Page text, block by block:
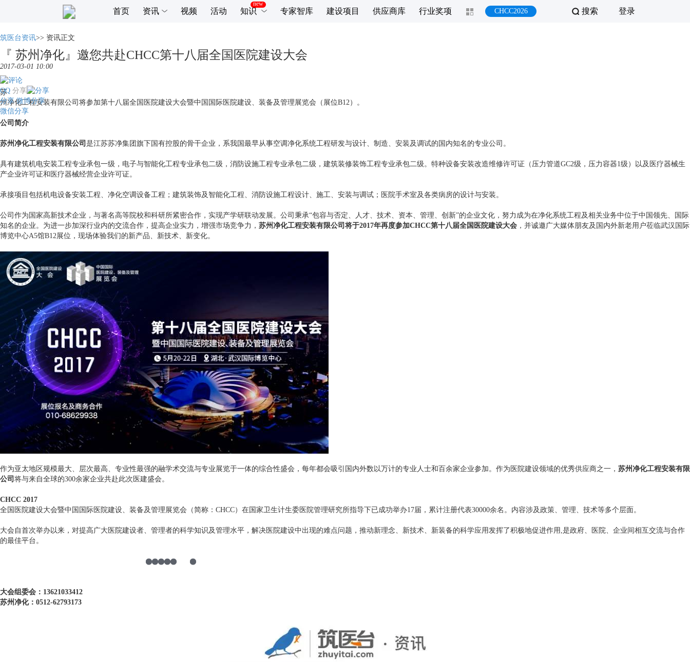
登录
搜索
首页 资讯 视频 活动 知识 专家智库 建设项目 供应商库 行业奖项 CHCC2026
筑医台资讯>> 资讯正文
『 苏州净化』邀您共赴CHCC第十八届全国医院建设大会
2017-03-01 10:00
分享
QQ
分享 微博分享
微信分享
苏
州净化工程安装有限公司将参加第十八届全国医院建设大会暨中国国际医院建设、装备及管理展览会（展位B12）。
公司简介
苏州净化工程安装有限公司 是江苏苏净集团旗下国有控股的骨干企业，系我国最早从事空调净化系统工程研发与设计、制造、安装及调试的国内知名的专业公司。
具有建筑机电安装工程专业承包一级，电子与智能化工程专业承包二级，消防设施工程专业承包二级，建筑装修装饰工程专业承包二级。特种设备安装改造维修许可证（压力管道GC2级，压力容器1级）以及医疗器械生
产企业许可证和医疗器械经营企业许可证。
承接项目包括机电设备安装工程、净化空调设备工程；建筑装饰及智能化工程、消防设施工程设计、施工、安装与调试；医院手术室及各类病房的设计与安装。
公司作为国家高新技术企业，与著名高等院校和科研所紧密合作，实现产学研联动发展。公司秉承“包容与否定、人才、技术、资本、管理、创新”的企业文化，努力成为在净化系统工程及相关业务中位于中国领先、国际
知名的企业。为进一步加深行业内的交流合作，提高企业实力，增强市场竞争力， 苏州净化工程安装有限公司将于2017年再度参加CHCC第十八届全国医院建设大会 ，并诚邀广大媒体朋友及国内外新老用户莅临武汉国际
博览中心A5馆B12展位，现场体验我们的新产品、新技术、新变化。
作为亚太地区规模最大、层次最高、专业性最强的融学术交流与专业展览于一体的综合性盛会，每年都会吸引国内外数以万计的专业人士和百余家企业参加。作为医院建设领域的优秀供应商之一， 苏州净化工程安装有限
公司 将与来自全球的300余家企业共赴此次医建盛会。
CHCC 2017
全国医院建设大会暨中国国际医院建设、装备及管理展览会（简称：CHCC）在国家卫生计生委医院管理研究所指导下已成功举办17届，累计注册代表30000余名。内容涉及政策、管理、技术等多个层面。
大会自首次举办以来，对提高广大医院建设者、管理者的科学知识及管理水平，解决医院建设中出现的难点问题，推动新理念、新技术、新装备的科学应用发挥了积极地促进作用,是政府、医院、企业间相互交流与合作
的最佳平台。
大会组委会：13621033412
苏州净化：0512-62793173